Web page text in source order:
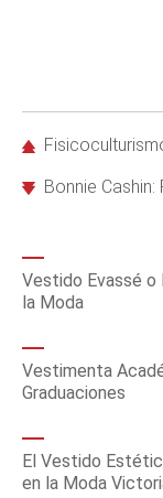
Fisicoculturismo y
Bonnie Cashin: Pionera
Vestido Evassé o
la Moda
Vestimenta
Graduaciones
El Vestido
en la Moda